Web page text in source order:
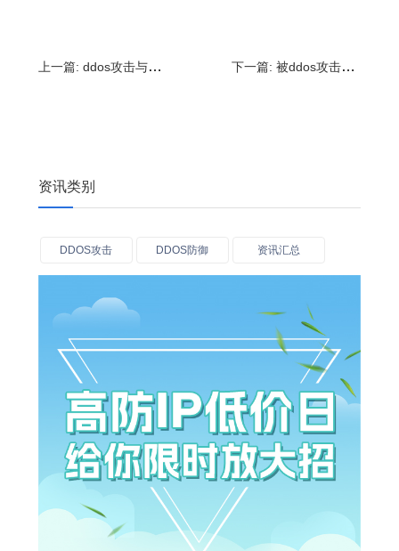
上一篇: ddos攻击与cc的区别,被ddos攻击会怎样? 下一篇:被ddos攻击多久能恢复?遇到ddos攻击如何处理
资讯类别
DDOS攻击 DDOS防御 资讯汇总